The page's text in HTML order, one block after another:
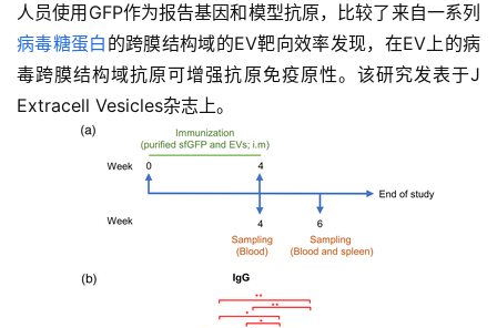
人员使用GFP作为报告基因和模型抗原，比较了来自一系列
病毒糖蛋白 的跨膜结构域的EV靶向效率发现，在EV上的病
毒跨膜结构域抗原可增强抗原免疫原性。该研究发表于J
Extracell Vesicles杂志上。